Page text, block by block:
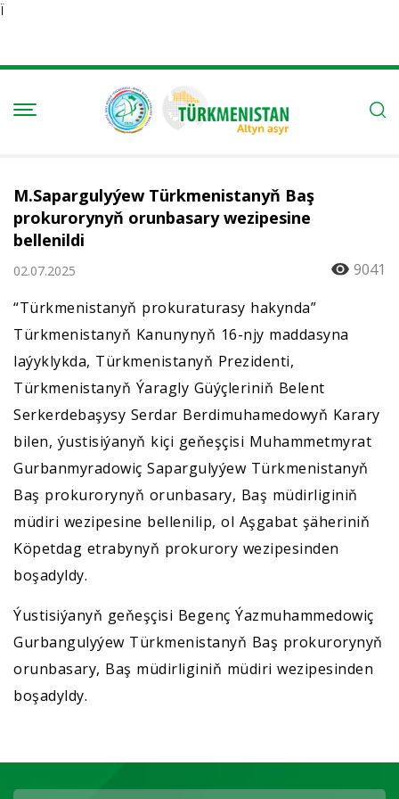
Ï
M.Sapargulyýew Türkmenistanyň Baş
prokurorynyň orunbasary wezipesine
bellenildi
02.07.2025
9041
“Türkmenistanyň prokuraturasy hakynda”
Türkmenistanyň Kanunynyň 16-njy maddasyna
laýyklykda, Türkmenistanyň Prezidenti,
Türkmenistanyň Ýaragly Güýçleriniň Belent
Serkerdebaşysy Serdar Berdimuhamedowyň Karary
bilen, ýustisiýanyň kiçi geňeşçisi Muhammetmyrat
Gurbanmyradowiç Sapargulyýew Türkmenistanyň
Baş prokurorynyň orunbasary, Baş müdirliginiň
müdiri wezipesine bellenilip, ol Aşgabat şäheriniň
Köpetdag etrabynyň prokurory wezipesinden
boşadyldy.
Ýustisiýanyň geňeşçisi Begenç Ýazmuhammedowiç
Gurbangulyýew Türkmenistanyň Baş prokurorynyň
orunbasary, Baş müdirliginiň müdiri wezipesinden
boşadyldy.